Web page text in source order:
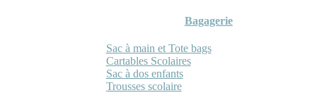
Bagagerie
Sac à main et Tote bags
Cartables Scolaires
Sac à dos enfants
Trousses scolaire